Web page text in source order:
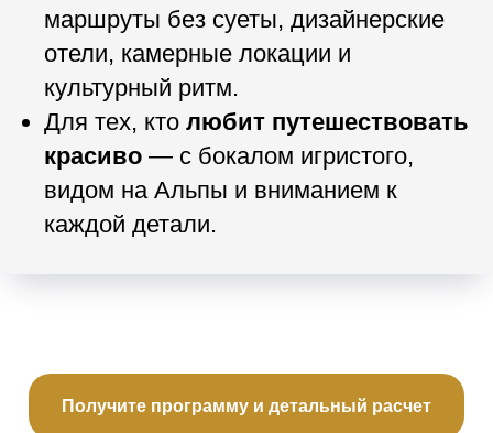
маршруты без суеты, дизайнерские
отели, камерные локации и
культурный ритм.
Для тех, кто любит путешествовать
красиво — с бокалом игристого,
видом на Альпы и вниманием к
каждой детали.
Получите программу и детальный расчет